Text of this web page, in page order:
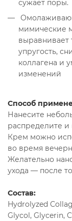
сужает поры.
мимические
выравнивает
упругость,
коллагена и
изменений
Способ
Нанесите
распределите и
Крем можно
во время
Желательно
ухода — после
Состав:
Hydrolyzed
Glycol, Glycerin,